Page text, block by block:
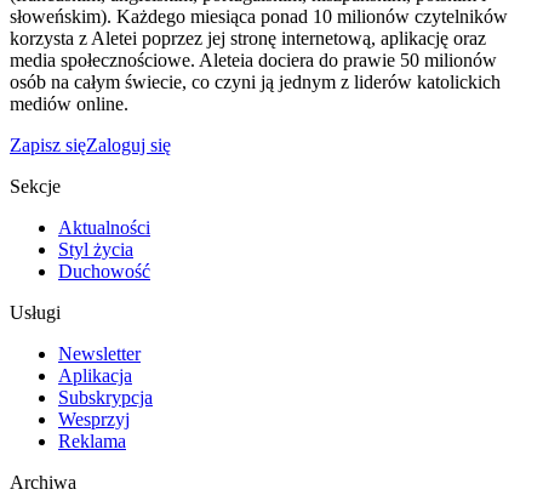
słoweńskim). Każdego miesiąca ponad 10 milionów czytelników
korzysta z Aletei poprzez jej stronę internetową, aplikację oraz
media społecznościowe. Aleteia dociera do prawie 50 milionów
osób na całym świecie, co czyni ją jednym z liderów katolickich
mediów online.
Zapisz sięZaloguj się
Sekcje
Aktualności
Styl życia
Duchowość
Usługi
Newsletter
Aplikacja
Subskrypcja
Wesprzyj
Reklama
Archiwa